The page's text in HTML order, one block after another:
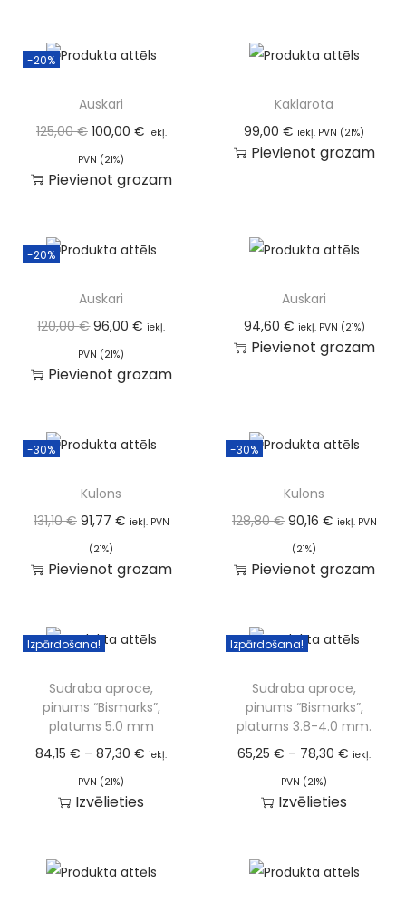
-20%
Auskari
125,00€ 100,00 € iekļ.
PVN (21%)
Pievienot grozam
Kaklarota
99,00€ iekļ. PVN (21%)
Pievienot grozam
-20%
Auskari
120,00€ 96,00€ iekļ.
PVN (21%)
Pievienot grozam
Auskari
94,60 € iekļ. PVN (21%)
Pievienot grozam
-30%
Kulons
131,10€ 91,77 € iekļ. PVN
(21%)
Pievienot grozam
-30%
Kulons
128,80€ 90,16 € iekļ. PVN
(21%)
Pievienot grozam
Izpārdošana!
Sudraba aproce,
pinums “Bismarks”,
platums 5.0 mm
84,15€ – 87,30€ iekļ.
PVN (21%)
Izvēlieties
Izpārdošana!
Sudraba aproce,
pinums “Bismarks”,
platums 3.8-4.0 mm.
65,25€ – 78,30€ iekļ.
PVN (21%)
Izvēlieties